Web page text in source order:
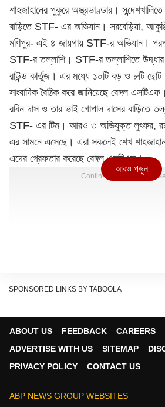
শাহজাহানের পুকুরে অস্ত্রভাণ্ডার। সন্দেশখালিতে
বাড়িতে STF- এর অভিযান। সরবেড়িয়া,
মণিপুর- এই ৪ জায়গায় STF-র অভিযান।
STF-র তল্লাশি। STF-র তল্লাশিতে উদ্ধার
রাউন্ড কার্তুজ। এর মধ্যে ১০টি বড় ও ৮টি ছোট
সাংবাদিক বৈঠিক করে জানিয়েছে বেঙ্গল
রবিন দাস ও তার ভাই গোপাল দাসের বাড়িতে
STF- এর টিম। আরও ৩ অভিযুক্ত লুৎফর,
এর সামনে এসেছে। এরা সকলেই শেখ শাহজাহান
এদের গ্রেফতার করেছে বেঙ্গল এসটিএফ।
Continues below
আরও পড়ুন
SPONSORED LINKS BY TABOOLA
ABOUT US FEEDBACK
CAREERS
ADVERTISE WITH US
SITEMAP
PRIVACY POLICY
CONTACT US
ABP NEWS GROUP WEBSITES